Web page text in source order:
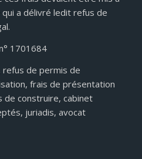
qui a délivré ledit refus de
1701684
refus de permis de
frais de présentation
de construire, cabinet
juriadis, avocat